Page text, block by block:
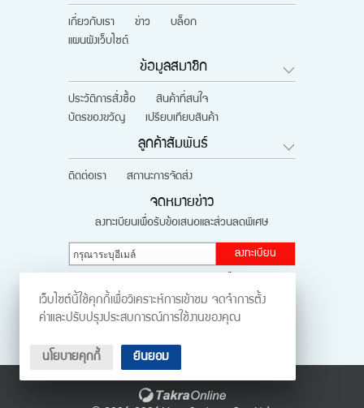
เกี่ยวกับเรา ข่าว
บล็อก
แผนผังเว็บไซต์
ข้อมูลสมาชิก
ประวัติการสั่งซื้อ
สินค้าที่สนใจ
บัตรของขวัญ
เปรียบเทียบสินค้า
ลูกค้าสัมพันธ์
ติดต่อเรา สถานะการจัดส่ง
จดหมายข่าว
ลงทะเบียนเพื่อรับข้อเสนอและส่วนลดพิเศษ
ลงทะเบียน
เว็บไซต์นี้ใช้คุกกี้เพื่อวิเคราะห์การเข้าชม จดจำการตั้ง
ค่าและปรับปรุงประสบการณ์การใช้งานของคุณ
นโยบายคุกกี้ ยินยอม